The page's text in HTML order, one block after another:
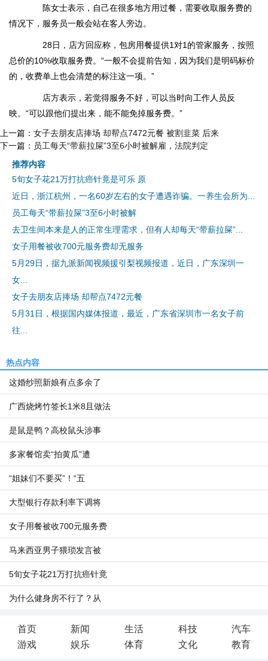
陈女士表示，自己在很多地方用过餐，需要收取服务费的
情况下，服务员一般会站在客人旁边。
28日，店方回应称，包房用餐提供1对1的管家服务，按照
总价的10%收取服务费。“一般不会提前告知，因为我们是明码标价
的，收费单上也会清楚的标注这一项。”
店方表示，若觉得服务不好，可以当时向工作人员反
映。“可以跟他们提出来，能不能免掉服务费。”
上一篇： 女子去朋友店捧场 却帮点7472元餐 被割韭菜 后来
下一篇： 员工每天“带薪拉屎”3至6小时被解雇，法院判定
推荐内容
5旬女子花21万打抗癌针竟是可乐 原
近日，浙江杭州，一名60岁左右的女子遭遇诈骗。一养生会所为...
员工每天“带薪拉屎”3至6小时被解
去卫生间本来是人的正常生理需求，但有人却每天“带薪拉屎”...
女子用餐被收700元服务费却无服务
5月29日，据九派新闻视频援引梨视频报道，近日，广东深圳一
女...
女子去朋友店捧场 却帮点7472元餐
5月31日，根据国内媒体报道，最近，广东省深圳市一名女子前
往...
热点内容
这婚纱照新娘有点多余了
广西烧烤竹签长1米8且做法
是鼠是鸭？高校鼠头涉事
多家餐馆卖“拍黄瓜”遭
“姐妹们不要买”！“五
大型银行存款利率下调将
女子用餐被收700元服务费
马来西亚男子猥琐发言被
5旬女子花21万打抗癌针竟
为什么健身房不行了？从
首页 新闻 生活 科技
汽车
游戏
娱乐 体育 文化 教育